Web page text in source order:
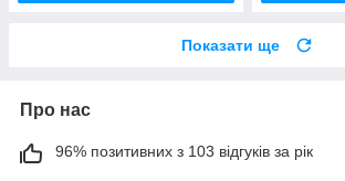
Показати ще
Про нас
96% позитивних з 103 відгуків за рік